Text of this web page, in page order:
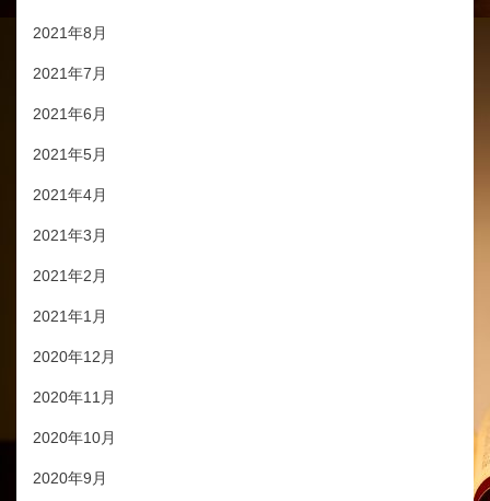
2021年8月
2021年7月
2021年6月
2021年5月
2021年4月
2021年3月
2021年2月
2021年1月
2020年12月
2020年11月
2020年10月
2020年9月